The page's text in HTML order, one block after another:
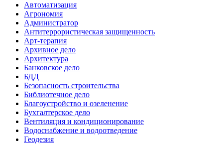
Автоматизация
Агрономия
Администратор
Антитеррористическая защищенность
Арт-терапия
Архивное дело
Архитектура
Банковское дело
БДД
Безопасность строительства
Библиотечное дело
Благоустройство и озеленение
Бухгалтерское дело
Вентиляция и кондиционирование
Водоснабжение и водоотведение
Геодезия